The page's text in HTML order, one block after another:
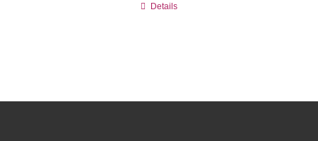
Details